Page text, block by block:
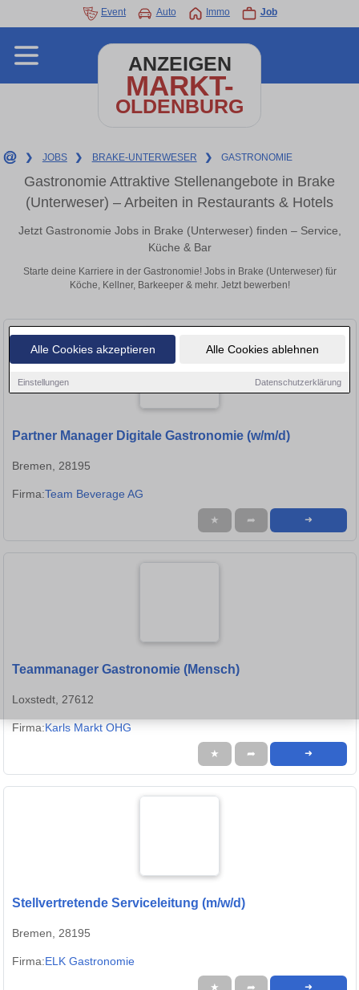
Alle Cookies akzeptieren Alle Cookies ablehnen
Einstellungen Datenschutzerklärung
Event Auto Immo Job
ANZEIGEN
MARKT-
OLDENBURG
❯ JOBS ❯ BRAKE-UNTERWESER ❯ GASTRONOMIE
Gastronomie Attraktive Stellenangebote in Brake
(Unterweser) – Arbeiten in Restaurants & Hotels
Jetzt Gastronomie Jobs in Brake (Unterweser) finden – Service,
Küche & Bar
Starte deine Karriere in der Gastronomie! Jobs in Brake (Unterweser) für
Köche, Kellner, Barkeeper & mehr. Jetzt bewerben!
Partner Manager Digitale Gastronomie (w/m/d)
Bremen, 28195
Firma:Team Beverage AG
★ ➦ ➜
Teammanager Gastronomie (Mensch)
Loxstedt, 27612
Firma:Karls Markt OHG
★ ➦ ➜
Stellvertretende Serviceleitung (m/w/d)
Bremen, 28195
Firma:ELK Gastronomie
★ ➦ ➜